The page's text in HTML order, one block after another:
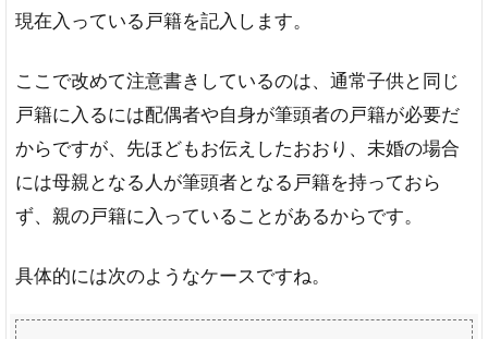
現在入っている戸籍を記入します。
ここで改めて注意書きしているのは、通常子供と同じ
戸籍に入るには配偶者や自身が筆頭者の戸籍が必要だ
からですが、先ほどもお伝えしたおおり、未婚の場合
には母親となる人が筆頭者となる戸籍を持っておら
ず、親の戸籍に入っていることがあるからです。
具体的には次のようなケースですね。